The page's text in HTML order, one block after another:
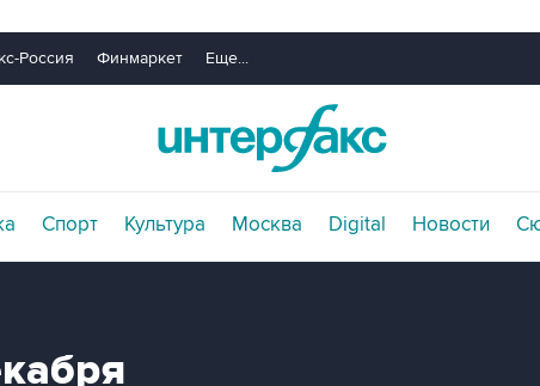
Россия Финмаркет Еще...
Спорт Культура Москва Digital Новости